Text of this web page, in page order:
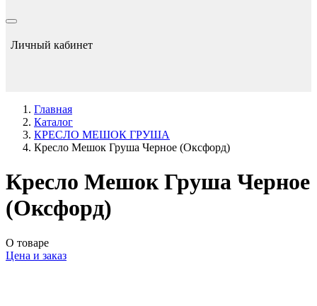
Личный кабинет
Главная
Каталог
КРЕСЛО МЕШОК ГРУША
Кресло Мешок Груша Черное (Оксфорд)
Кресло Мешок Груша Черное
(Оксфорд)
О товаре
Цена и заказ